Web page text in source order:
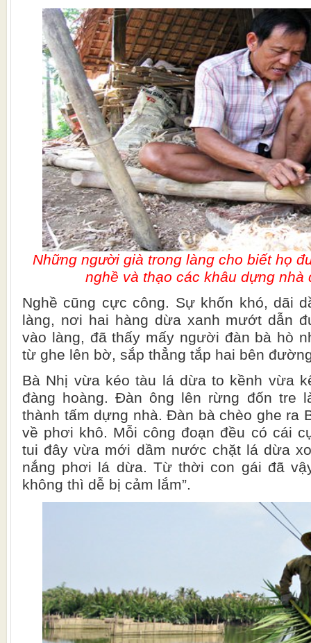
Những người già trong làng cho biết họ
nghề và thạo các khâu dựng nhà
Nghề cũng cực công. Sự khốn khó, dãi
làng, nơi hai hàng dừa xanh mướt dẫn
vào làng, đã thấy mấy người đàn bà hò
từ ghe lên bờ, sắp thẳng tắp hai bên
Bà Nhị vừa kéo tàu lá dừa to kềnh vừa
đàng hoàng. Đàn ông lên rừng đốn tre
thành tấm dựng nhà. Đàn bà chèo ghe ra
về phơi khô. Mỗi công đoạn đều có cái
tui đây vừa mới dầm nước chặt lá dừa
nắng phơi lá dừa. Từ thời con gái đã
không thì dễ bị cảm lắm”.